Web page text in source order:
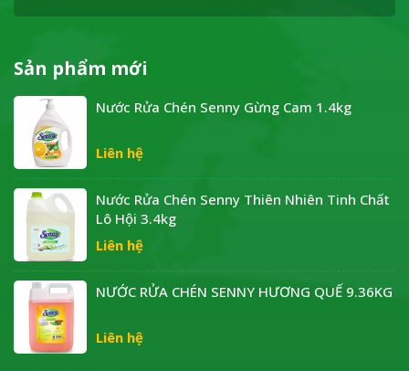
Sản phẩm mới
Nước Rửa Chén Senny Gừng Cam 1.4kg
Liên hệ
Nước Rửa Chén Senny Thiên Nhiên Tinh Chất
Lô Hội 3.4kg
Liên hệ
NƯỚC RỬA CHÉN SENNY HƯƠNG QUẾ 9.36KG
Liên hệ